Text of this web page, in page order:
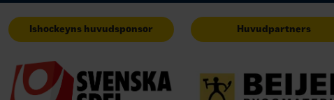
Ishockeyns huvudsponsor Huvudpartners